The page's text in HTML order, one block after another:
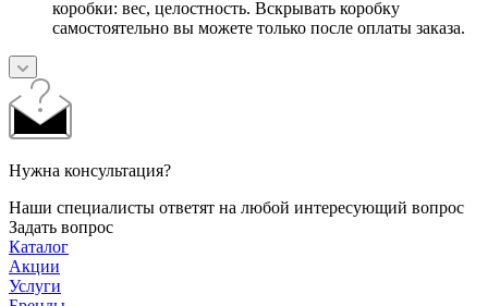
коробки: вес, целостность. Вскрывать коробку
самостоятельно вы можете только после оплаты заказа.
Нужна консультация?
Наши специалисты ответят на любой интересующий вопрос
Задать вопрос
Каталог
Акции
Услуги